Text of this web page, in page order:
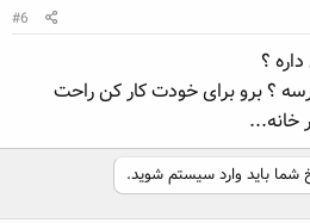
#6
؟
؟ برو برای خودت کار کن راحت
خانه...
شما باید وارد سیستم شوید.